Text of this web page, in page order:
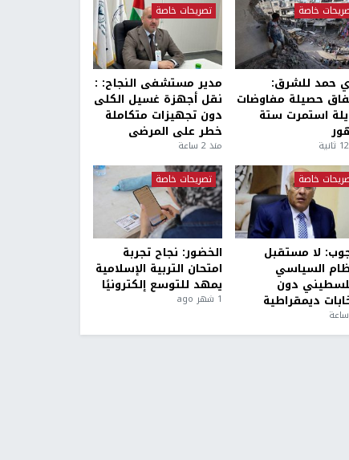
خاصة
حمد للشرق:
حصيلة مفاوضات
استمرت ستة
تصريحات خاصة
مدير مستشفى النجاح: :
نقل أجهزة غسيل الكلى
دون تجهيزات متكاملة
خطر على المرضى
منذ 2 ساعة
خاصة
لا مستقبل
السياسي
دون
ديمقراطية
تصريحات خاصة
الخضور: نجاح تجربة
امتحان التربية الإسلامية
يمهد للتوسع إلكترونيًا
1 شهر ago